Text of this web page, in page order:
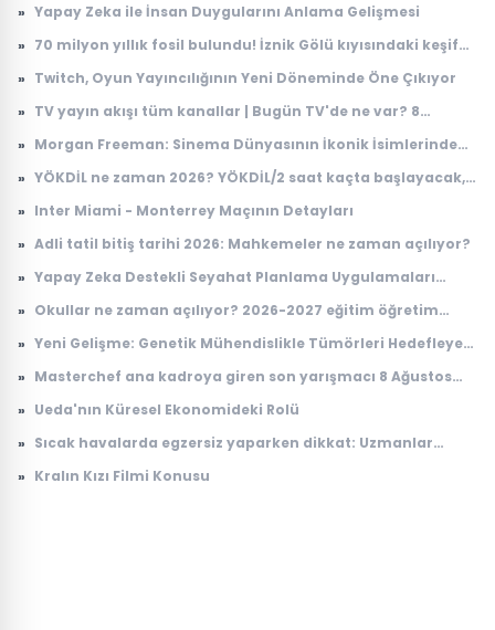
» Yapay Zeka ile İnsan Duygularını Anlama Gelişmesi
» 70 milyon yıllık fosil bulundu! İznik Gölü kıyısındaki keşif
» Twitch, Oyun Yayıncılığının Yeni Döneminde Öne Çıkıyor
» TV yayın akışı tüm kanallar | Bugün TV'de ne var? 8
» Morgan Freeman: Sinema Dünyasının İkonik İsimlerinden
» YÖKDİL ne zaman 2026? YÖKDİL/2 saat kaçta başlayacak,
» Inter Miami - Monterrey Maçının Detayları
» Adli tatil bitiş tarihi 2026: Mahkemeler ne zaman açılıyor?
» Yapay Zeka Destekli Seyahat Planlama Uygulamaları
» Okullar ne zaman açılıyor? 2026-2027 eğitim öğretim
» Yeni Gelişme: Genetik Mühendislikle Tümörleri Hedefleyen
» Masterchef ana kadroya giren son yarışmacı 8 Ağustos
oldu?
» Ueda'nın Küresel Ekonomideki Rolü
» Sıcak havalarda egzersiz yaparken dikkat: Uzmanlar
» Kralın Kızı Filmi Konusu